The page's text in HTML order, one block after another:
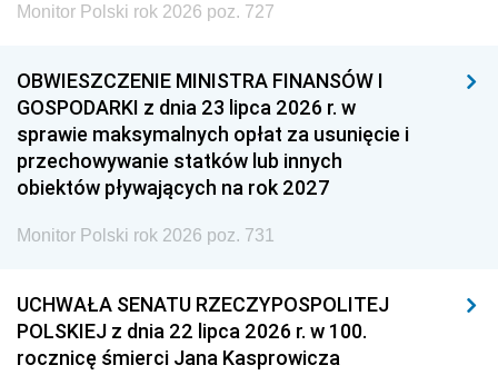
Monitor Polski rok 2026 poz. 727
OBWIESZCZENIE MINISTRA FINANSÓW I
GOSPODARKI z dnia 23 lipca 2026 r. w
sprawie maksymalnych opłat za usunięcie i
przechowywanie statków lub innych
obiektów pływających na rok 2027
Monitor Polski rok 2026 poz. 731
UCHWAŁA SENATU RZECZYPOSPOLITEJ
POLSKIEJ z dnia 22 lipca 2026 r. w 100.
rocznicę śmierci Jana Kasprowicza